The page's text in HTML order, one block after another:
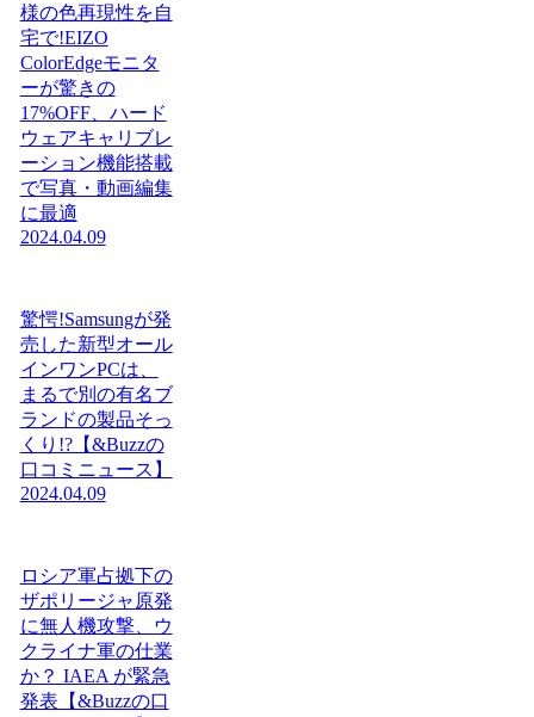
様の色再現性を自
宅で!EIZO
ColorEdgeモニタ
ーが驚きの
17%OFF、ハード
ウェアキャリブレ
ーション機能搭載
で写真・動画編集
に最適
2024.04.09
驚愕!Samsungが発
売した新型オール
インワンPCは、
まるで別の有名ブ
ランドの製品そっ
くり!?【&Buzzの
口コミニュース】
2024.04.09
ロシア軍占拠下の
ザポリージャ原発
に無人機攻撃、ウ
クライナ軍の仕業
か？ IAEA が緊急
発表【&Buzzの口